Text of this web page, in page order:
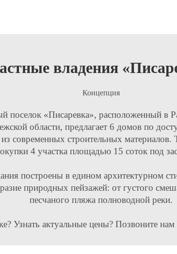
владения
Концепция
поселок «Писаревка», расположенный в
области, предлагает 6 домов по
современных строительных материалов.
4 участка площадью 15 соток под
построены в едином архитектурном
природных пейзажей: от густого
песчаного пляжа полноводной реки.
Узнать актуальные цены? Позвоните